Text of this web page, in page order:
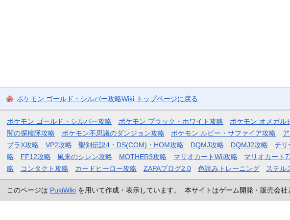
ポケモン ゴールド・シルバー攻略Wiki トップページに戻る
ポケモン ゴールド・シルバー攻略 ポケモン ブラック・ホワイト攻略 ポケモン オメガル
闇の探検隊攻略
ポケモン不思議のダンジョン攻略 ポケモン ルビー・サファイア攻略
ブラX攻略
VP2攻略 聖剣伝説4・DS(COM)・HOM攻略 DQMJ攻略 DQMJ2攻略 テリ
略
FF12攻略 風来のシレン攻略 MOTHER3攻略 マリオカートWii攻略 マリオカート
略
コンタクト攻略 カードヒーロー攻略 ZAPAブログ2.0 色読みトレーニング ステル
このページは PukiWikiを用いて作成・表示しています。 本サイトはゲーム開発・販売会社